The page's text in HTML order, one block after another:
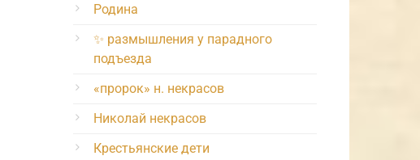
Родина
✨ размышления у парадного
подъезда
«пророк» н. некрасов
Николай некрасов
Крестьянские дети